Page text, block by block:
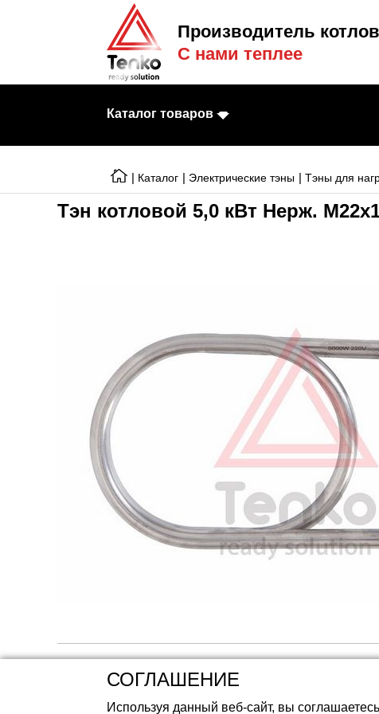
Производитель
С нами теплее
Каталог товаров
Электрические
Готовые решения
Аккумуляторные
| Каталог | Электрические тэны | Тэны для
Тэн котловой 5,0 кВт Нерж.
СОГЛАШЕНИЕ
Используя данный веб-сайт, вы